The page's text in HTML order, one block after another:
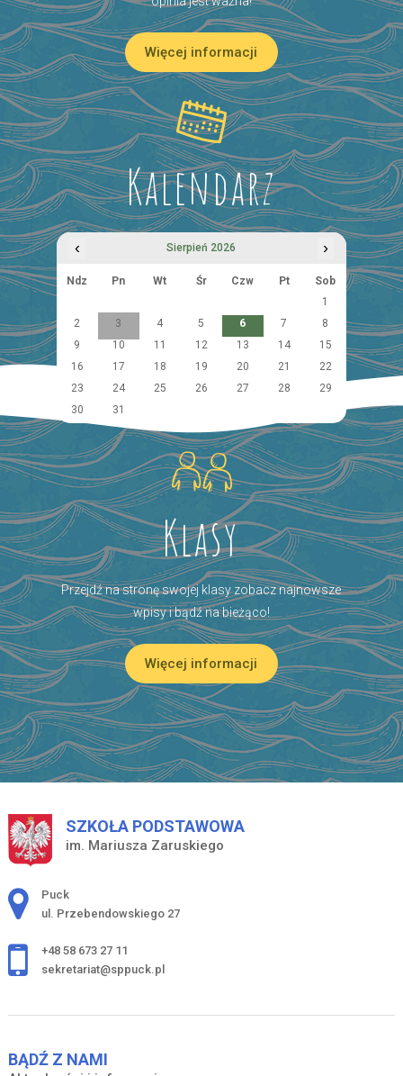
Więcej informacji
Kalendarz
‹ Sierpień 2026 ›
Ndz Pn Wt Śr Czw Pt
Sob
1
2
3 4 5 6 7
8
9
10 11 12 13 14
15
16
17 18 19 20 21
22
23
24 25 26 27 28
29
30
31
Klasy
Przejdź na stronę swojej klasy zobacz najnowsze
wpisy i bądź na bieżąco!
Więcej informacji
SZKOŁA PODSTAWOWA
im. Mariusza Zaruskiego
Adres pocztowy:
Puck
ul. Przebendowskiego 27
+48 58 673 27 11
sekretariat@sppuck.pl
BĄDŹ Z NAMI